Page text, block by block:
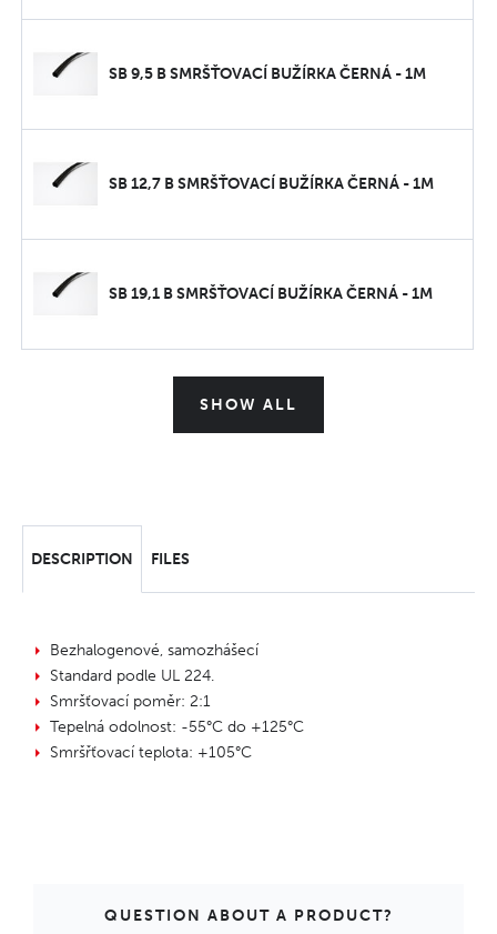
SB 9,5 B SMRŠŤOVACÍ BUŽÍRKA ČERNÁ - 1M
SB 12,7 B SMRŠŤOVACÍ BUŽÍRKA ČERNÁ - 1M
SB 19,1 B SMRŠŤOVACÍ BUŽÍRKA ČERNÁ - 1M
SHOW ALL
DESCRIPTION FILES
Bezhalogenové, samozhášecí
Standard podle UL 224.
Smršťovací poměr: 2:1
Tepelná odolnost: -55°C do +125°C
Smršřťovací teplota: +105°C
QUESTION ABOUT A PRODUCT?